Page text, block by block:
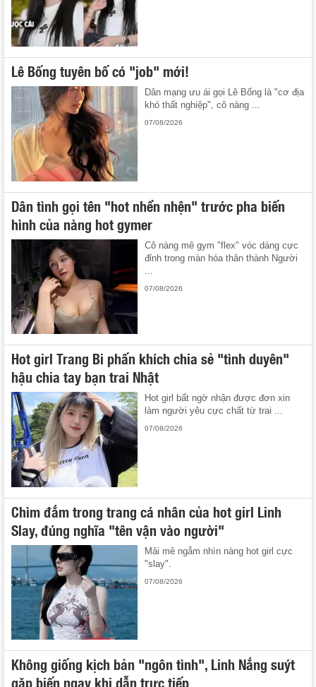
Lê Bống tuyên bố có "job" mới!
Dân mạng ưu ái gọi Lê Bống là "cơ địa
khó thất nghiệp", cô nàng ...
07/08/2026
Dân tình gọi tên "hot nhền nhện" trước pha biến
hình của nàng hot gymer
Cô nàng mê gym "flex" vóc dáng cực
đỉnh trong màn hóa thân thành Người
07/08/2026
Hot girl Trang Bi phấn khích chia sẻ "tình duyên"
hậu chia tay bạn trai Nhật
Hot girl bất ngờ nhận được đơn xin
làm người yêu cực chất từ trai ...
07/08/2026
Chìm đắm trong trang cá nhân của hot girl Linh
Slay, đúng nghĩa "tên vận vào người"
Mải mê ngắm nhìn nàng hot girl cực
"slay".
07/08/2026
Không giống kịch bản "ngôn tình", Linh Nắng suýt
gặp biến ngay khi dẫn trực tiếp